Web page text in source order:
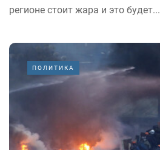
регионе стоит жара и это будет...
ПОЛИТИКА